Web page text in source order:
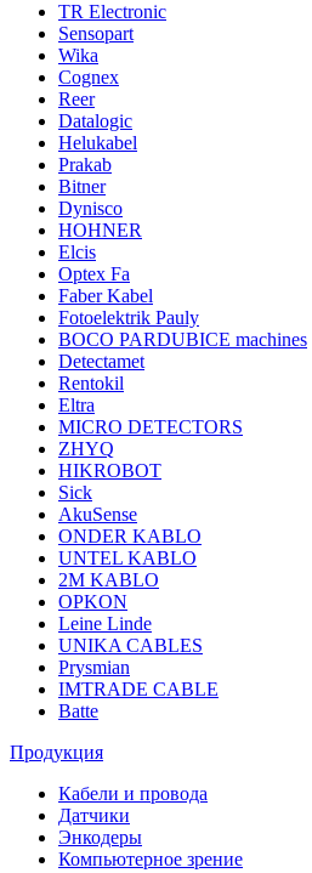
TR Electronic
Sensopart
Wika
Cognex
Reer
Datalogic
Helukabel
Prakab
Bitner
Dynisco
HOHNER
Elcis
Optex Fa
Faber Kabel
Fotoelektrik Pauly
BOCO PARDUBICE machines
Detectamet
Rentokil
Eltra
MICRO DETECTORS
ZHYQ
HIKROBOT
Sick
AkuSense
ONDER KABLO
UNTEL KABLO
2M KABLO
OPKON
Leine Linde
UNIKA CABLES
Prysmian
IMTRADE CABLE
Batte
Продукция
Кабели и провода
Датчики
Энкодеры
Компьютерное зрение